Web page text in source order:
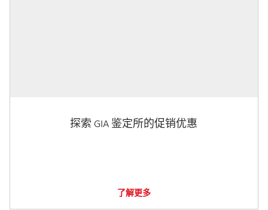
探索 GIA 鉴定所的促销优惠
了解更多